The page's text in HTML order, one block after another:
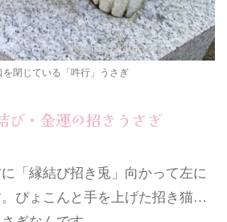
を閉じている「吽行」うさぎ
び・金運の招きうさぎ
「縁結び招き兎」向かって左に
。ぴょこんと手を上げた招き猫…